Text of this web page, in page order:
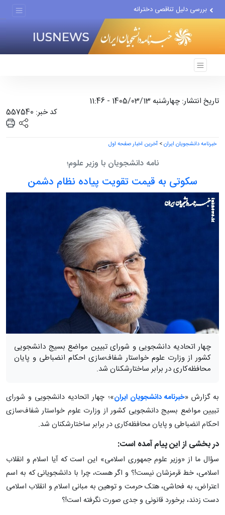
بررسی دلیل تناقصی دخترانه
اجرای مدل تأمین مالی مشاغل...
تغییر ناگهانی روی نیمکت...
تاریخ انتشار: چهارشنبه 1405/03/13 - 11:46
کد خبر: 557540
خبرنامه دانشجویان ایران> آخرین اخبار صفحه اول
نامه دانشجویان با وزیر علوم؛
سکوتی به قیمت تقویت پیاده نظام دشمن
چهار اتحادیه دانشجویی و شورای تبیین مواضع بسیج دانشجویی
کشور از وزارت علوم خواستار شفاف‌سازی احکام انضباطی و پایان
محافظه‌کاری در برابر ساختارشکنان شد.
به گزارش «خبرنامه دانشجویان ایران»؛ چهار اتحادیه دانشجویی و شورای
تبیین مواضع بسیج دانشجویی کشور از وزارت علوم خواستار شفاف‌سازی
احکام انضباطی و پایان محافظه‌کاری در برابر ساختارشکنان شد.
در بخشی از این پیام آمده است:
سؤال ما از «وزیر علوم جمهوری اسلامی» این است که آیا اسلام و انقلاب
اسلامی، خط قرمزشان نیست!؟ و اگر هست، چرا با دانشجویانی که به اسم
اعتراض، به فحاشی، هتک حرمت و توهین به مبانی اسلام و انقلاب اسلامی
دست زدند، برخورد قانونی و جدی صورت نگرفته است!؟